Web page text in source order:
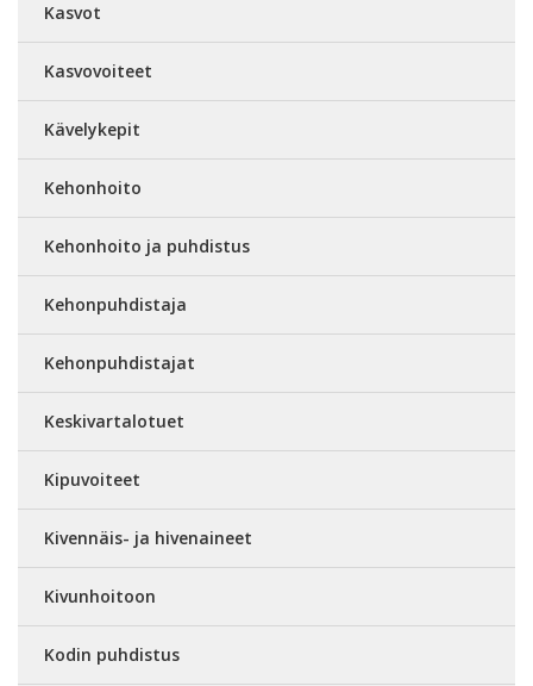
Kasvot
Kasvovoiteet
Kävelykepit
Kehonhoito
Kehonhoito ja puhdistus
Kehonpuhdistaja
Kehonpuhdistajat
Keskivartalotuet
Kipuvoiteet
Kivennäis- ja hivenaineet
Kivunhoitoon
Kodin puhdistus